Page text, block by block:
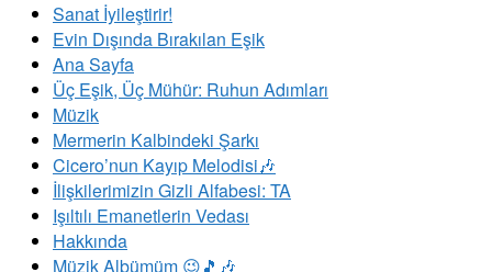
Sanat İyileştirir!
Evin Dışında Bırakılan Eşik
Ana Sayfa
Üç Eşik, Üç Mühür: Ruhun Adımları
Müzik
Mermerin Kalbindeki Şarkı
Cicero’nun Kayıp Melodisi🎶
İlişkilerimizin Gizli Alfabesi: TA
​Işıltılı Emanetlerin Vedası
Hakkında
Müzik Albümüm 😉🎵🎶